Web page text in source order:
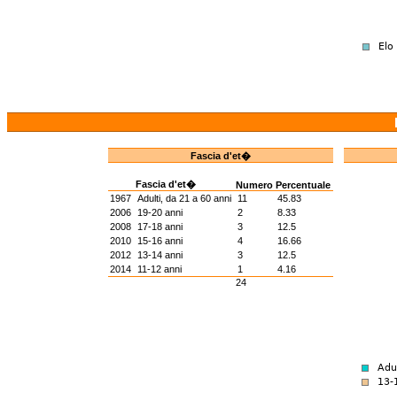
Fascia d'et�
Fascia d'et� Numero Percentuale
1967 Adulti, da 21 a 60 anni 11
45.83
2006
19-20 anni 2
8.33
2008
17-18 anni 3
12.5
2010
15-16 anni 4
16.66
2012
13-14 anni 3
12.5
2014
11-12 anni 1
4.16
24